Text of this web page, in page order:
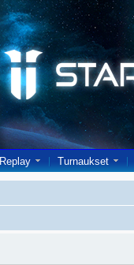
Replay Turnaukset